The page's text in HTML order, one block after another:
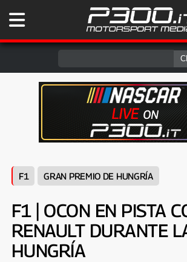
F1 GRAN PREMIO DE HUNGRÍA
F1 | OCON EN PISTA
RENAULT DURANTE
HUNGRÍA